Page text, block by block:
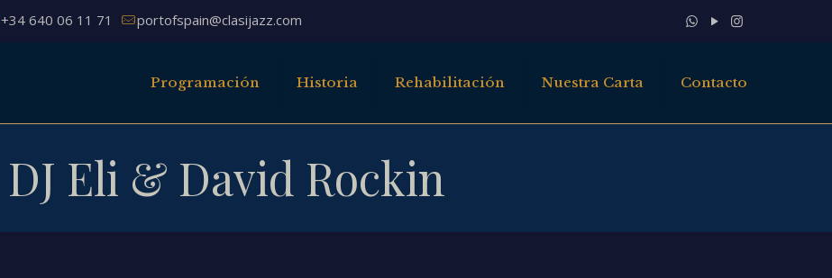
+34 640 06 11 71 portofspain@clasijazz.com
Programación Historia Rehabilitación Nuestra Carta Contacto
DJ Eli & David Rockin